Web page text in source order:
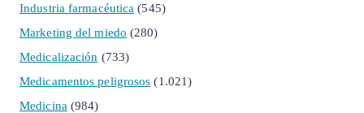
Industria farmacéutica (545)
Marketing del miedo (280)
Medicalización (733)
Medicamentos peligrosos (1.021)
Medicina (984)